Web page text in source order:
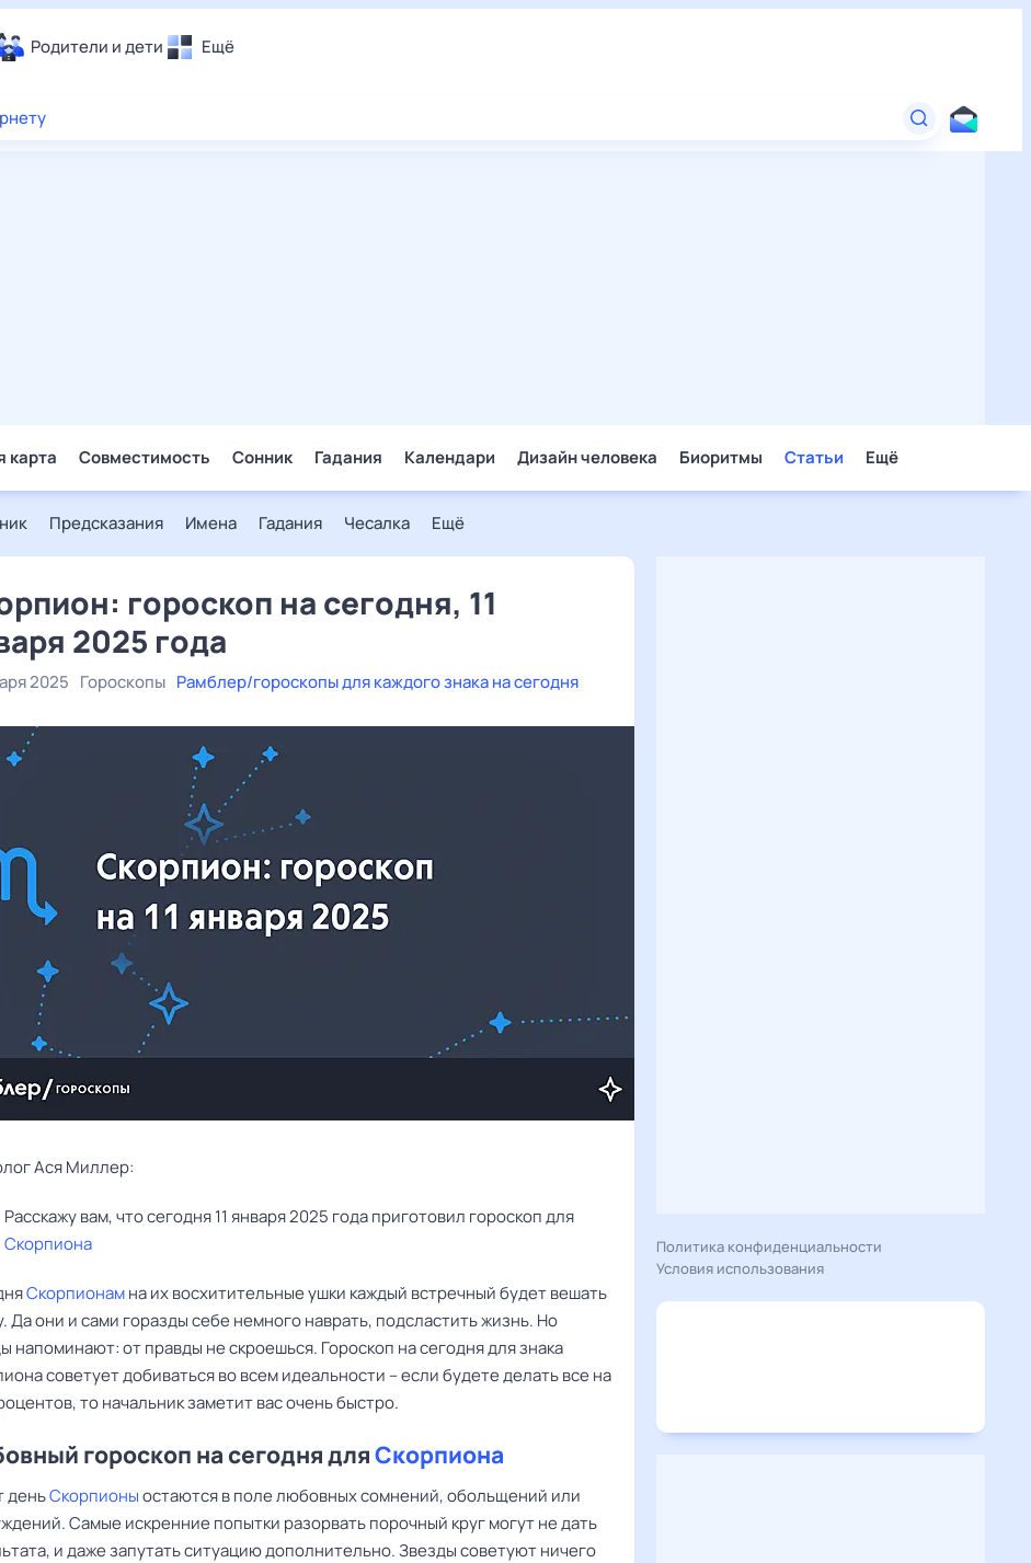
Родители и дети Ещё
Еда
карта Совместимость Сонник Гадания Календари Дизайн человека Биоритмы Статьи Ещё
Предсказания Имена Гадания Чесалка Ещё
гороскоп на сегодня, 11
2025 года
2025 Гороскопы Рамблер/гороскопы для каждого знака на сегодня
Ася Миллер:
Скорпиона
Скорпионамна их восхитительные ушки каждый встречный будет вешать
Да они и сами горазды себе немного наврать, подсластить жизнь. Но
напоминают: от правды не скроешься. Гороскоп на сегодня для знака
советует добиваться во всем идеальности – если будете делать все на
то начальник заметит вас очень быстро.
гороскоп на сегодня дляСкорпиона
деньСкорпионыостаются в поле любовных сомнений, обольщений или
Самые искренние попытки разорвать порочный круг могут не дать
и даже запутать ситуацию дополнительно. Звезды советуют ничего
Политика конфиденциальности
Условия использования